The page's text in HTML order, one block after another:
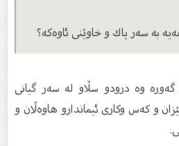
بە سەر پاك و خاوێنی ئاوەكە؟
وە درودو سڵاو لە سەر گیانى
و كەس وكارى ئیماندارو هاوەڵان و